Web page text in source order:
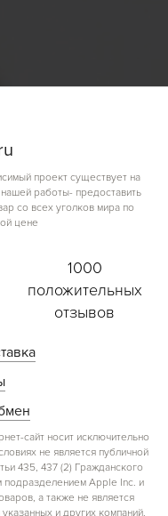
проект существует на
работы- предоставить
со всех уголков мира по
цене
1000
положительных
отзывов
сайт носит исключительно
не является публичной
435, 437 (2) Гражданского
Apple Inc. и
а также не является
и других компаний.